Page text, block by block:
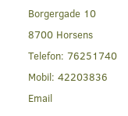
Borgergade 10
8700 Horsens
Telefon: 76251740
Mobil: 42203836
Email